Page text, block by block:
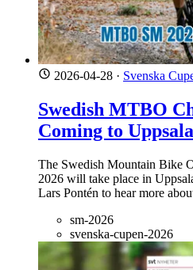
2026-04-28 · Svenska
Swedish MTBO
Coming to Uppsala
The Swedish Mountain Bike
2026 will take place in
Lars Pontén to hear more
sm-2026
svenska-cupen-2026